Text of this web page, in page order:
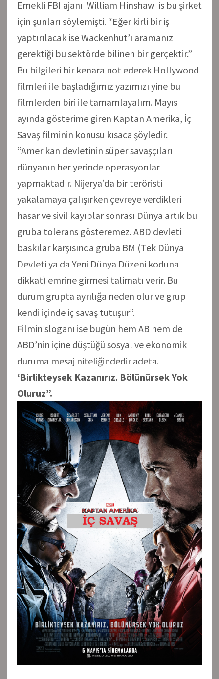
Emekli FBI ajanı William Hinshaw is bu şirket
için şunları söylemişti. “Eğer kirli bir iş
yaptırılacak ise Wackenhut’ı aramanız
gerektiği bu sektörde bilinen bir gerçektir.”
Bu bilgileri bir kenara not ederek Hollywood
filmleri ile başladığımız yazımızı yine bu
filmlerden biri ile tamamlayalım. Mayıs
ayında gösterime giren Kaptan Amerika, İç
Savaş filminin konusu kısaca şöyledir.
“Amerikan devletinin süper savaşçıları
dünyanın her yerinde operasyonlar
yapmaktadır. Nijerya’da bir teröristi
yakalamaya çalışırken çevreye verdikleri
hasar ve sivil kayıplar sonrası Dünya artık bu
gruba tolerans gösteremez. ABD devleti
baskılar karşısında gruba BM (Tek Dünya
Devleti ya da Yeni Dünya Düzeni koduna
dikkat) emrine girmesi talimatı verir. Bu
durum grupta ayrılığa neden olur ve grup
kendi içinde iç savaş tutuşur”.
Filmin sloganı ise bugün hem AB hem de
ABD’nin içine düştüğü sosyal ve ekonomik
duruma mesaj niteliğindedir adeta.
‘Birlikteysek Kazanırız. Bölünürsek Yok
Oluruz”.